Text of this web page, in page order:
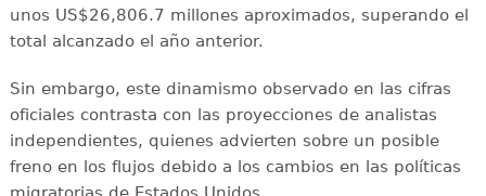
unos US$26,806.7 millones aproximados, superando el
total alcanzado el año anterior.
Sin embargo, este dinamismo observado en las cifras
oficiales contrasta con las proyecciones de analistas
independientes, quienes advierten sobre un posible
freno en los flujos debido a los cambios en las políticas